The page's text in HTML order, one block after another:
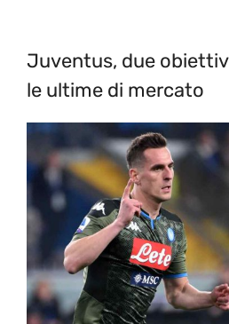
Juventus, due
le ultime di mercato